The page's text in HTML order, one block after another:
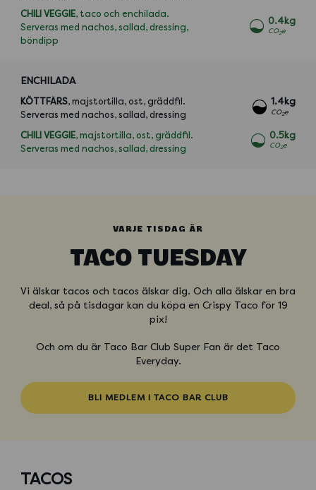
CHILI VEGGIE, taco och enchilada.
Serveras med nachos, sallad, dressing,
böndipp
0.4kg
CO2e
ENCHILADA
KÖTTFÄRS, majstortilla, ost, gräddfil.
Serveras med nachos, sallad, dressing
1.4kg
CO2e
CHILI VEGGIE, majstortilla, ost, gräddfil.
Serveras med nachos, sallad, dressing
0.5kg
CO2e
VARJE TISDAG ÄR
TACO TUESDAY
Vi älskar tacos och tacos älskar dig. Och alla älskar en bra
deal, så på tisdagar kan du köpa en Crispy Taco för 19
pix!
Och om du är Taco Bar Club Super Fan är det Taco
Everyday.
BLI MEDLEM I TACO BAR CLUB
TACOS